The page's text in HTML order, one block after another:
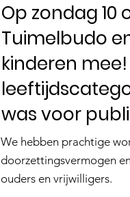
Op zondag
Tuimelbudo
kinderen
was voor
We hebben prachtige
doorzettingsvermogen
ouders en vrijwilligers.